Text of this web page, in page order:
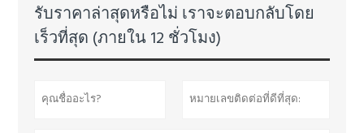
รับราคาล่าสุดหรือไม่ เราจะตอบกลับโดย
เร็วที่สุด (ภายใน 12 ชั่วโมง)